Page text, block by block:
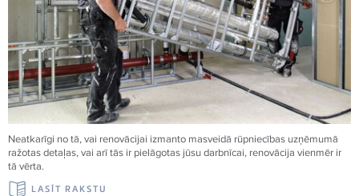
Neatkarīgi no tā, vai renovācijai izmanto masveidā rūpniecības uzņēmumā
ražotas detaļas, vai arī tās ir pielāgotas jūsu darbnīcai, renovācija vienmēr ir
tā vērta.
LASĪT RAKSTU